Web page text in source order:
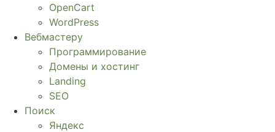
OpenCart
WordPress
Вебмастеру
Программирование
Домены и хостинг
Landing
SEO
Поиск
Яндекс